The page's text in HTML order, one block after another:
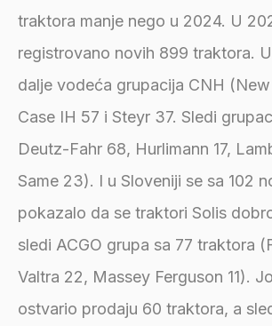
traktora manje nego u 2024. U
registrovano novih 899 traktora.
dalje vodeća grupacija CNH
Case IH 57 i Steyr 37. Sledi
Deutz-Fahr 68, Hurlimann 17,
Same 23). I u Sloveniji se sa 102
pokazalo da se traktori Solis
sledi ACGO grupa sa 77 traktora
Valtra 22, Massey Ferguson 11).
ostvario prodaju 60 traktora, a